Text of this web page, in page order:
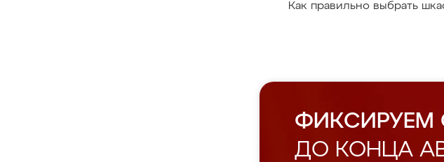
Как правильно выбрать
ФИКСИРУЕМ
ДО КОНЦА